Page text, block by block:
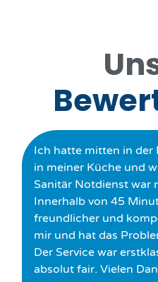
Ich hatte mitten in der
in meiner Küche und
Sanitär Notdienst war
Innerhalb von 45
freundlicher und
mir und hat das
Der Service war
absolut fair. Vielen